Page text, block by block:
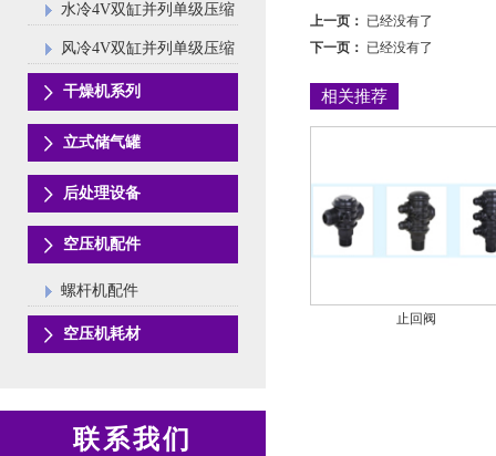
水冷4V双缸并列单级压缩
风冷4V双缸并列单级压缩
干燥机系列
立式储气罐
后处理设备
空压机配件
螺杆机配件
空压机耗材
联系我们
上一页： 已经没有了
下一页： 已经没有了
相关推荐
止回阀